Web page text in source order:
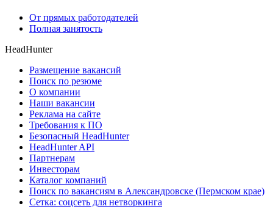
От прямых работодателей
Полная занятость
HeadHunter
Размещение вакансий
Поиск по резюме
О компании
Наши вакансии
Реклама на сайте
Требования к ПО
Безопасный HeadHunter
HeadHunter API
Партнерам
Инвесторам
Каталог компаний
Поиск по вакансиям в Александровске (Пермском крае)
Сетка: соцсеть для нетворкинга